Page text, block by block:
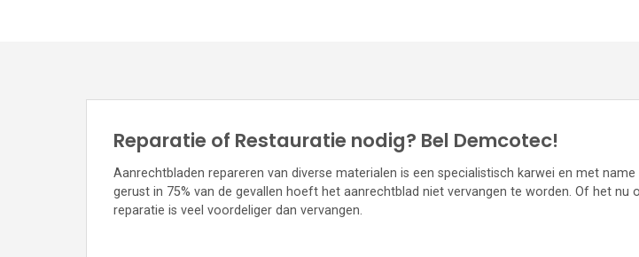
Reparatie of Restauratie nodig? Bel Demcotec!
Aanrechtbladen repareren van diverse materialen is een specialistisch karwei en met
gerust in 75% van de gevallen hoeft het aanrechtblad niet vervangen te worden. Of het
reparatie is veel voordeliger dan vervangen.